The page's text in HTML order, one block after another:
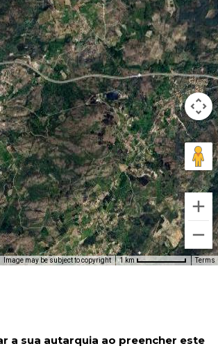
Image may be subject to copyright 1 km Terms
a sua autarquia ao preencher este